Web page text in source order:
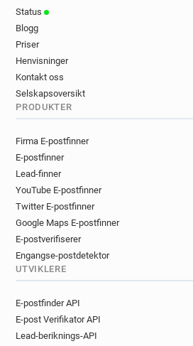
Status
Blogg
Priser
Henvisninger
Kontakt oss
Selskapsoversikt
PRODUKTER
Firma E-postfinner
E-postfinner
Lead-finner
YouTube E-postfinner
Twitter E-postfinner
Google Maps E-postfinner
E-postverifiserer
Engangse-postdetektor
UTVIKLERE
E-postfinder API
E-post Verifikator API
Lead-beriknings-API